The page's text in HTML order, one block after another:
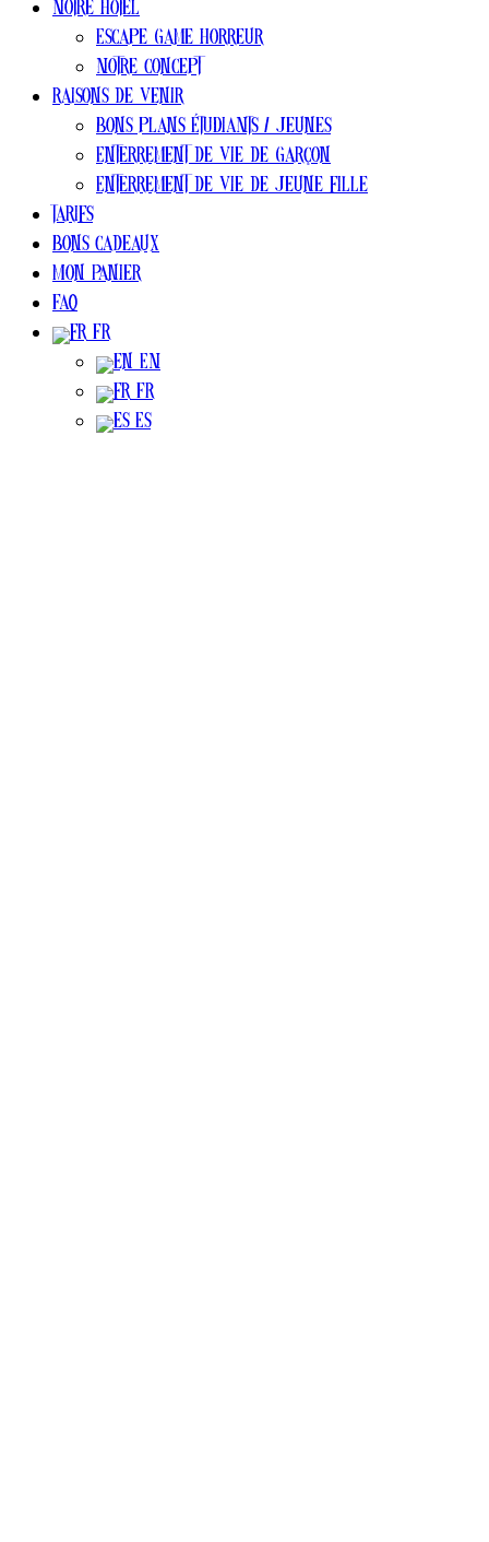
Notre Hôtel
Escape Game Horreur
Notre concept
Raisons de venir
Bons plans ÉTUDIANTS / jeunes
Enterrement de vie de garçon
Enterrement de vie de jeune fille
Tarifs
Bons cadeaux
Mon Panier
FAQ
FR
EN
FR
ES